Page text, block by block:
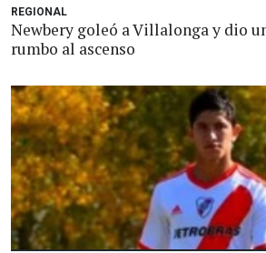
REGIONAL
Newbery goleó a Villalonga y dio
rumbo al ascenso